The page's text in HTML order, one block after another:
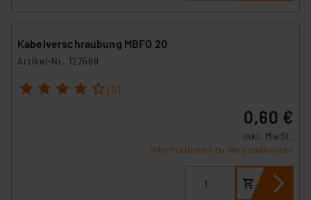
Kabelverschraubung MBFO 20
Artikel-Nr. 127569
1 2 3 4 5 (5)
0,60 €
inkl. MwSt.
Informationen zu Versandkosten